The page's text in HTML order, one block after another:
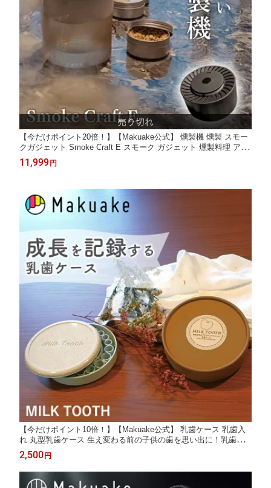
【今だけポイント20倍！】【Makuake公式】 燻製機 燻製 スモー
クガジェット Smoke Craft E スモーク ガジェット 燻製料理 アウ
トドア キャンプ 燻製 料理 本格燻製 オリジナル燻製料理 火不使
用 電池不使用 電気燻製ガジェット 電気燻製 Makuake マクアケ
11,999 円
【今だけポイント10倍！】【Makuake公式】 乳歯ケース 乳歯入
れ 丸型乳歯ケース 生え変わる前の子供の歯を思い出に！乳歯ケ
ースMILK TOOTH 日本製 メモリアル 成長記録 6色展開 軽量 コン
パクト かわいい おしゃれ 出産祝い 男の子 女の子 内祝い ギフト
2,500 円